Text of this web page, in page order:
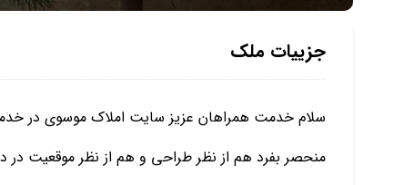
جزییات ملک
سلام خدمت همراهان عزیز سایت املاک موسوی در